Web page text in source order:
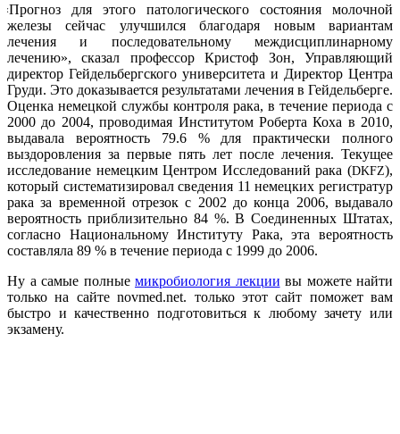
«Прогноз для этого патологического состояния молочной
железы сейчас улучшился благодаря новым вариантам
лечения и последовательному междисциплинарному
лечению», сказал профессор Кристоф Зон, Управляющий
директор Гейдельбергского университета и Директор Центра
Груди. Это доказывается результатами лечения в Гейдельберге.
Оценка немецкой службы контроля рака, в течение периода с
2000 до 2004, проводимая Институтом Роберта Коха в 2010,
выдавала вероятность 79.6 % для практически полного
выздоровления за первые пять лет после лечения. Текущее
исследование немецким Центром Исследований рака (DKFZ),
который систематизировал сведения 11 немецких регистратур
рака за временной отрезок с 2002 до конца 2006, выдавало
вероятность приблизительно 84 %. В Соединенных Штатах,
согласно Национальному Институту Рака, эта вероятность
составляла 89 % в течение периода с 1999 до 2006.
Ну а самые полные микробиология лекции вы можете найти
только на сайте novmed.net. только этот сайт поможет вам
быстро и качественно подготовиться к любому зачету или
экзамену.